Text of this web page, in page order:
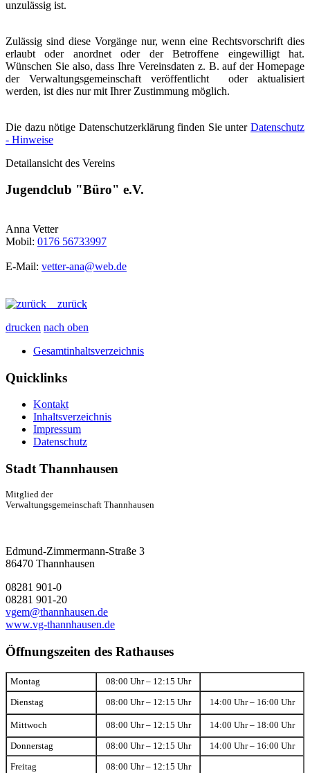
unzulässig ist.
Zulässig sind diese Vorgänge nur, wenn eine Rechtsvorschrift dies
erlaubt oder anordnet oder der Betroffene eingewilligt hat.
Wünschen Sie also, dass Ihre Vereinsdaten z. B. auf der Homepage
der Verwaltungsgemeinschaft veröffentlicht oder aktualisiert
werden, ist dies nur mit Ihrer Zustimmung möglich.
Die dazu nötige Datenschutzerklärung finden Sie unter Datenschutz
- Hinweise
Detailansicht des Vereins
Jugendclub "Büro" e.V.
Anna Vetter
Mobil: 0176 56733997
E-Mail: vetter-ana@web.de
zurück
drucken nach oben
Gesamtinhaltsverzeichnis
Quicklinks
Kontakt
Inhaltsverzeichnis
Impressum
Datenschutz
Stadt Thannhausen
Mitglied der
Verwaltungsgemeinschaft Thannhausen
Edmund-Zimmermann-Straße 3
86470 Thannhausen
08281 901-0
08281 901-20
vgem@thannhausen.de
www.vg-thannhausen.de
Öffnungszeiten des Rathauses
Montag 08:00 Uhr – 12:15 Uhr
Dienstag 08:00 Uhr – 12:15 Uhr 14:00 Uhr – 16:00 Uhr
Mittwoch 08:00 Uhr – 12:15 Uhr 14:00 Uhr – 18:00 Uhr
Donnerstag 08:00 Uhr – 12:15 Uhr 14:00 Uhr – 16:00 Uhr
Freitag 08:00 Uhr – 12:15 Uhr